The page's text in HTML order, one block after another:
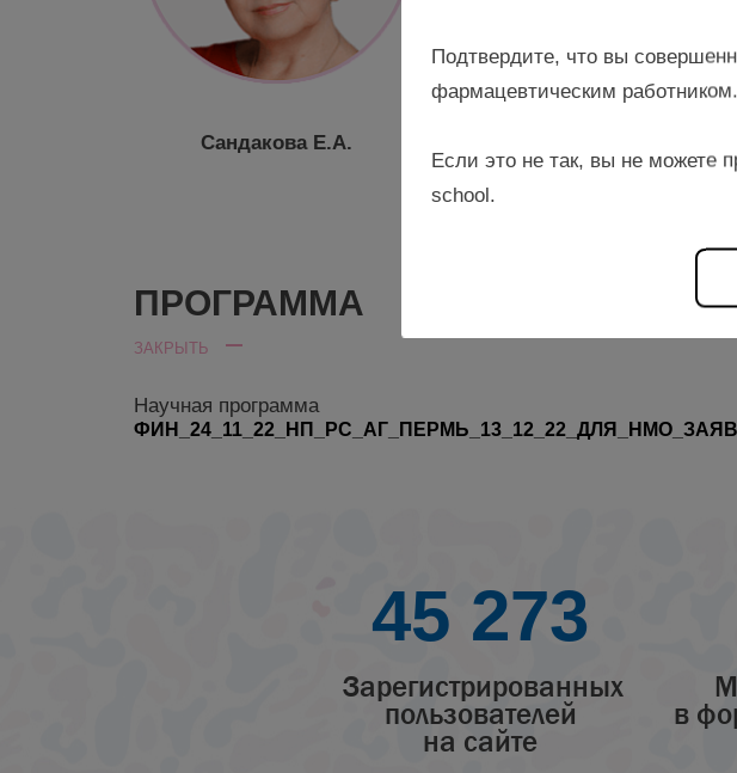
Сандакова Е.А.
ПРОГРАММА
ЗАКРЫТЬ
Научная программа
45 273
Зарегистрированных
пользователей
на сайте
в
Подтвердите, что вы
фармацевтическим работником.
Если это не так, вы не можете
school.